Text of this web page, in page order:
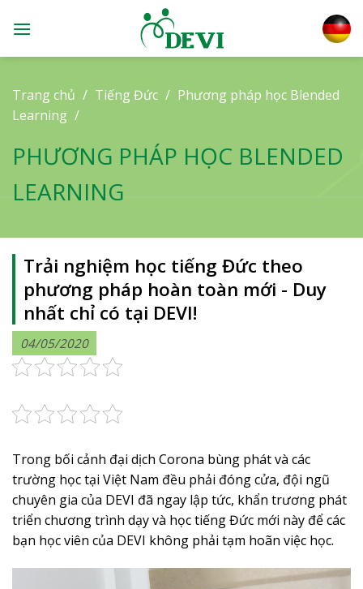
Trang chủ / Tiếng Đức / Phương pháp học Blended
Learning /
PHƯƠNG PHÁP HỌC BLENDED
LEARNING
Trải nghiệm học tiếng Đức theo
phương pháp hoàn toàn mới - Duy
nhất chỉ có tại DEVI!
04/05/2020
Trong bối cảnh đại dịch Corona bùng phát và các
trường học tại Việt Nam đều phải đóng cửa, đội ngũ
chuyên gia của DEVI đã ngay lập tức, khẩn trương phát
triển chương trình dạy và học tiếng Đức mới này để các
bạn học viên của DEVI không phải tạm hoãn việc học.